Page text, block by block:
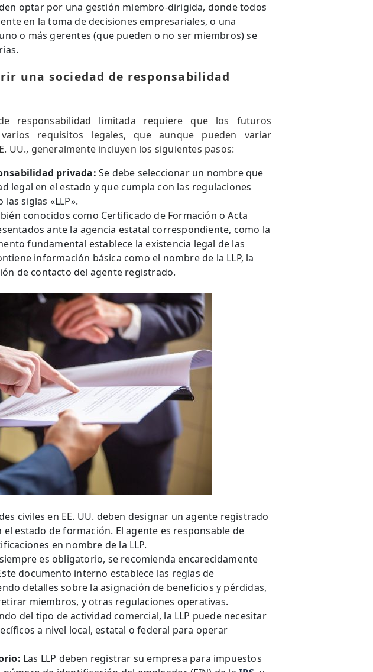
optar por una gestión miembro-dirigida, donde todos
en la toma de decisiones empresariales, o una
o más gerentes (que pueden o no ser miembros) se
una sociedad de responsabilidad
responsabilidad limitada requiere que los futuros
requisitos legales, que aunque pueden variar
UU., generalmente incluyen los siguientes pasos:
privada: Se debe seleccionar un nombre que
legal en el estado y que cumpla con las regulaciones
siglas «LLP».
conocidos como Certificado de Formación o Acta
ante la agencia estatal correspondiente, como la
fundamental establece la existencia legal de las
información básica como el nombre de la LLP, la
de contacto del agente registrado.
civiles en EE. UU. deben designar un agente registrado
estado de formación. El agente es responsable de
en nombre de la LLP.
es obligatorio, se recomienda encarecidamente
documento interno establece las reglas de
detalles sobre la asignación de beneficios y pérdidas,
miembros, y otras regulaciones operativas.
del tipo de actividad comercial, la LLP puede necesitar
a nivel local, estatal o federal para operar
Las LLP deben registrar su empresa para impuestos